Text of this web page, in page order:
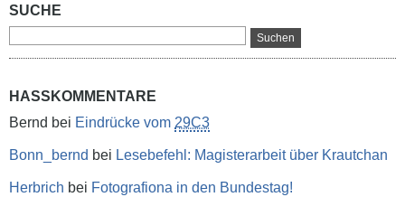
SUCHE
HASSKOMMENTARE
Bernd bei Eindrücke vom 29C3
Bonn_bernd bei Lesebefehl: Magisterarbeit über Krautchan
Herbrich bei Fotografiona in den Bundestag!